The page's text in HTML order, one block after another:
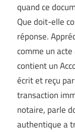
quand ce
Que doit-elle
réponse.
comme un
contient un
écrit et reçu
transaction
notaire, parle
authentique a